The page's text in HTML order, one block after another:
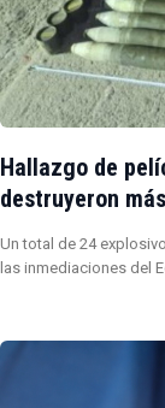
Hallazgo de
destruyeron
Un total de 24
las inmediaciones del